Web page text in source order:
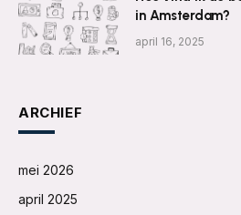
in Amsterdam?
april 16, 2025
ARCHIEF
mei 2026
april 2025